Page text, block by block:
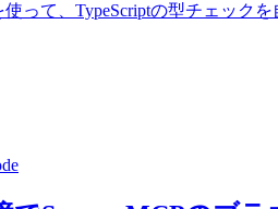
使って、TypeScriptの型チェッ